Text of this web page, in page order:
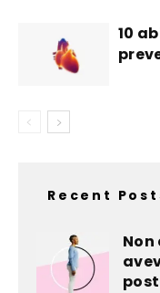
10
Recent